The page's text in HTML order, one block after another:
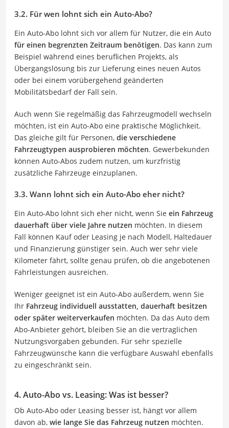
3.2. Für wen lohnt sich ein Auto-Abo?
Ein Auto-Abo lohnt sich vor allem für Nutzer, die ein Auto
für einen begrenzten Zeitraum benötigen. Das kann zum
Beispiel während eines beruflichen Projekts, als
Übergangslösung bis zur Lieferung eines neuen Autos
oder bei einem vorübergehend geänderten
Mobilitätsbedarf der Fall sein.
Auch wenn Sie regelmäßig das Fahrzeugmodell wechseln
möchten, ist ein Auto-Abo eine praktische Möglichkeit.
Das gleiche gilt für Personen, die verschiedene
Fahrzeugtypen ausprobieren möchten. Gewerbekunden
können Auto-Abos zudem nutzen, um kurzfristig
zusätzliche Fahrzeuge einzuplanen.
3.3. Wann lohnt sich ein Auto-Abo eher nicht?
Ein Auto-Abo lohnt sich eher nicht, wenn Sie ein Fahrzeug
dauerhaft über viele Jahre nutzen möchten. In diesem
Fall können Kauf oder Leasing je nach Modell, Haltedauer
und Finanzierung günstiger sein. Auch wer sehr viele
Kilometer fährt, sollte genau prüfen, ob die angebotenen
Fahrleistungen ausreichen.
Weniger geeignet ist ein Auto-Abo außerdem, wenn Sie
Ihr Fahrzeug individuell ausstatten, dauerhaft besitzen
oder später weiterverkaufen möchten. Da das Auto dem
Abo-Anbieter gehört, bleiben Sie an die vertraglichen
Nutzungsvorgaben gebunden. Für sehr spezielle
Fahrzeugwünsche kann die verfügbare Auswahl ebenfalls
zu eingeschränkt sein.
4. Auto-Abo vs. Leasing: Was ist besser?
Ob Auto-Abo oder Leasing besser ist, hängt vor allem
davon ab, wie lange Sie das Fahrzeug nutzen möchten.